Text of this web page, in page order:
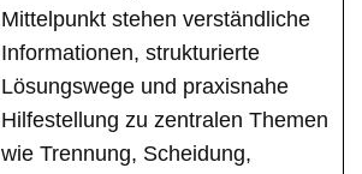
Mittelpunkt stehen verständliche
Informationen, strukturierte
Lösungswege und praxisnahe
Hilfestellung zu zentralen Themen
wie Trennung, Scheidung,